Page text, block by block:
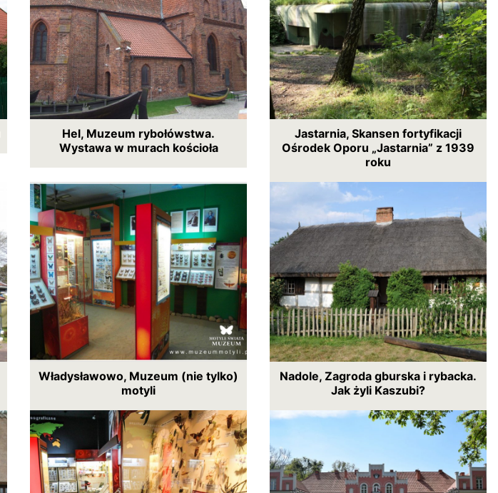
Hel, Muzeum rybołówstwa.
Wystawa w murach kościoła
Jastarnia, Skansen fortyfikacji
Ośrodek Oporu „Jastarnia” z 1939
roku
Władysławowo, Muzeum (nie tylko)
motyli
Nadole, Zagroda gburska i rybacka.
Jak żyli Kaszubi?